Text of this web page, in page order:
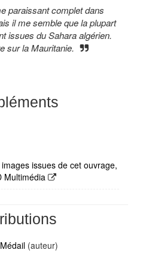
paraissant complet dans
il me semble que la plupart
issues du Sahara algérien.
sur la Mauritanie.
issues de cet ouvrage,
Multimédia
(auteur)